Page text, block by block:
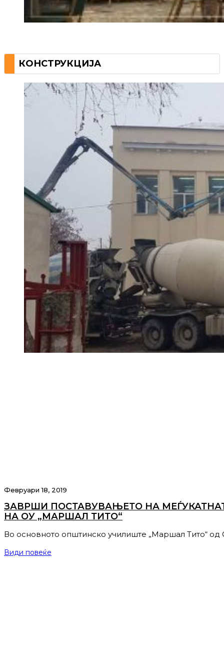
КОНСТРУКЦИЈА
Февруари 18, 2019
ЗАВРШИ ПОСТАВУВАЊЕТО НА
НА ОУ „МАРШАЛ ТИТО“
Во основното општинско училиште „Маршал Тито“
Види повеќе